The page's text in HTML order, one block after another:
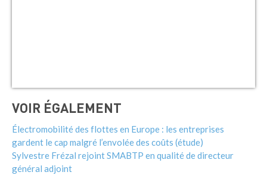
VOIR ÉGALEMENT
Électromobilité des flottes en Europe : les entreprises
gardent le cap malgré l’envolée des coûts (étude)
Sylvestre Frézal rejoint SMABTP en qualité de directeur
général adjoint